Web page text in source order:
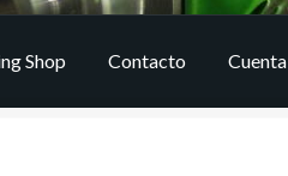
Shop Contacto Cuenta